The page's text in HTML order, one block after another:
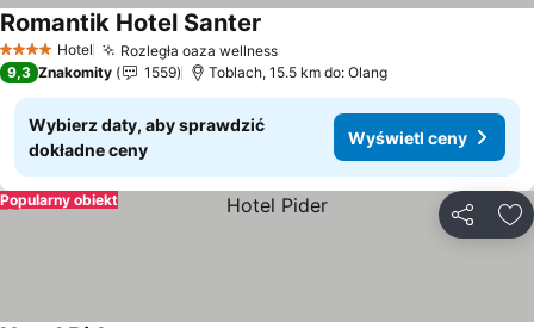
4 KategoriaHotel Rozległa oaza wellnessWyświetl ceny
Romantik Hotel Santer
9,3 Znakomity 1559 Toblach, 15.5 km do: Olang
Wybierz daty, aby sprawdzić
dokładne ceny
Wyświetl ceny
Popularny obiekt